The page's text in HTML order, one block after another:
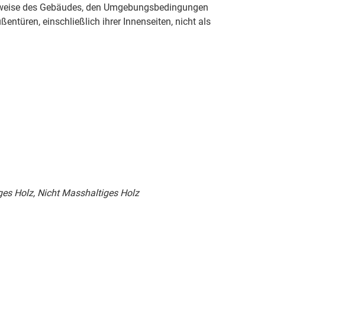
des Gebäudes, den Umgebungsbedingungen
einschließlich ihrer Innenseiten, nicht als
Holz, Nicht Masshaltiges Holz